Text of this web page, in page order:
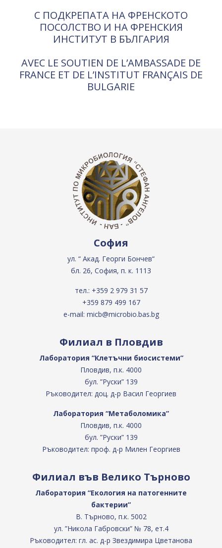
С ПОДКРЕПАТА НА ФРЕНСКОТО
ПОСОЛСТВО И НА ФРЕНСКИЯ
ИНСТИТУТ В БЪЛГАРИЯ
AVEC LE SOUTIEN DE L’AMBASSADE DE
FRANCE ET DE L’INSTITUT FRANÇAIS DE
BULGARIE
София
ул. “ Акад. Георги Бончев“
бл. 26, София, п. к. 1113
тел.: +359 2 979 31 57
+359 879 499 167
e-mail: micb@microbio.bas.bg
Филиал в Пловдив
Лаборатория “Клетъчни биосистеми”
Пловдив, п.к. 4000
бул. ”Руски” 139
Ръководител: доц. д-р Васил Георгиев
Лаборатория “Метаболомика”
Пловдив, п.к. 4000
бул. ”Руски” 139
Ръководител: проф. д-р Милен Георгиев
Филиал във Велико Търново
Лаборатория “Екология на патогенните
бактерии”
В. Търново, п.к. 5002
ул. ”Никола Габровски” № 78, ет.4
Ръководител: гл. ас. д-р Звездимира Цветанова